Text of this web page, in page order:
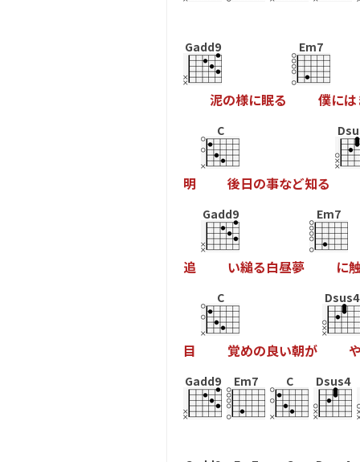
Gadd9
泥の様に眠る
Em7
僕には
明
C
後日の事など知る
追
Gadd9
い縋る白昼夢
Em7
に
目
C
覚めの良い朝が
Dsus4
Gadd9 Em7 C Dsus4